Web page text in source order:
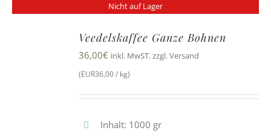
Nicht auf Lager
Veedelskaffee Ganze Bohnen
36,00€ inkl. MwST. zzgl. Versand
(EUR36,00 / kg)
Inhalt: 1000 gr